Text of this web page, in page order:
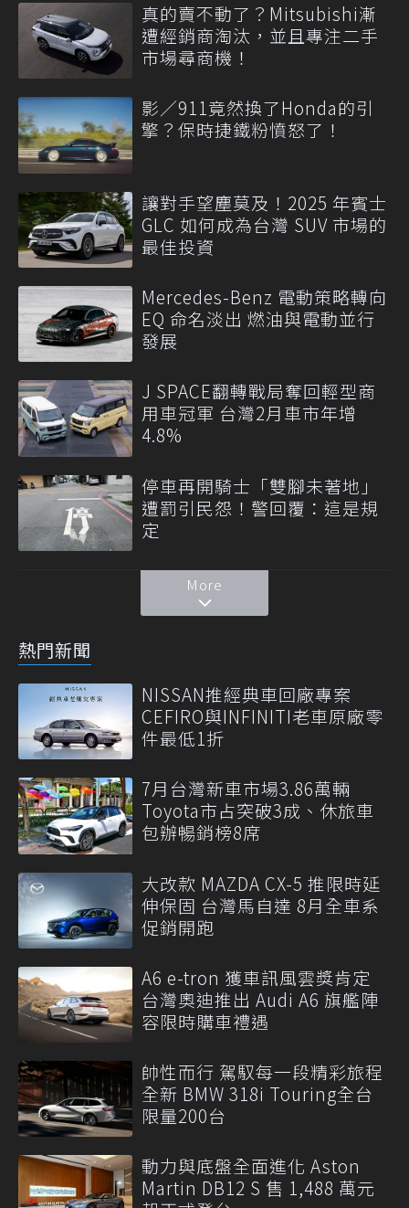
真的賣不動了？Mitsubishi漸
遭經銷商淘汰，並且專注二手
市場尋商機！
影／911竟然換了Honda的引
擎？保時捷鐵粉憤怒了！
讓對手望塵莫及！2025 年賓士
GLC 如何成為台灣 SUV 市場的
最佳投資
Mercedes-Benz 電動策略轉向
EQ 命名淡出 燃油與電動並行
發展
J SPACE翻轉戰局奪回輕型商
用車冠軍 台灣2月車市年增
4.8%
停車再開騎士「雙腳未著地」
遭罰引民怨！警回覆：這是規
定
More
熱門新聞
NISSAN推經典車回廠專案
CEFIRO與INFINITI老車原廠零
件最低1折
7月台灣新車市場3.86萬輛
Toyota市占突破3成、休旅車
包辦暢銷榜8席
大改款 MAZDA CX-5 推限時延
伸保固 台灣馬自達 8月全車系
促銷開跑
A6 e-tron 獲車訊風雲獎肯定
台灣奧迪推出 Audi A6 旗艦陣
容限時購車禮遇
帥性而行 駕馭每一段精彩旅程
全新 BMW 318i Touring全台
限量200台
動力與底盤全面進化 Aston
Martin DB12 S 售 1,488 萬元